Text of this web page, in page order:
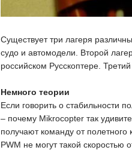
Существует три лагеря
судо и автомодели. Второй
российском Русскоптере.
Немного теории
Если говорить о стабильности
– почему Mikrocopter так
получают команду от
PWM не могут такой скоростью